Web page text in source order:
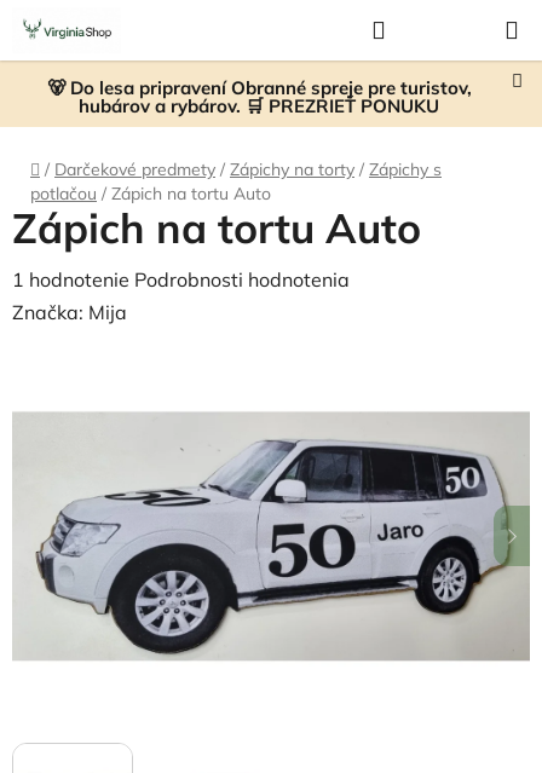
Prejsť
obsah
🐻 Do lesa pripravení Obranné spreje pre turistov,
hubárov a rybárov. 🛒 PREZRIEŤ PONUKU
KOŠÍK
Domov
/ Darčekové predmety / Zápichy na torty / Zápichy s
potlačou / Zápich na tortu Auto
Zápich na tortu Auto
Priemerné
hodnotenie
5,0
hviezdičiek.
1 hodnotenie Podrobnosti hodnotenia
Značka: Mija